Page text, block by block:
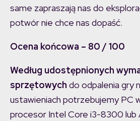
same zapraszają nas do
potwór nie chce nas dopaść.
Ocena końcowa – 80 / 100
Według udostępnionych
sprzętowych do odpalenia gry
ustawieniach potrzebujemy PC
procesor Intel Core i3-8300 lub